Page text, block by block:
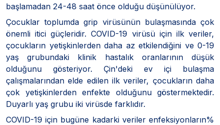
başlamadan 24-48 saat önce olduğu düşünülüyor.
Çocuklar toplumda grip virüsünün bulaşmasında çok
önemli itici güçleridir. COVID-19 virüsü için ilk veriler,
çocukların yetişkinlerden daha az etkilendiğini ve 0-19
yaş grubundaki klinik hastalık oranlarının düşük
olduğunu gösteriyor. Çin'deki ev içi bulaşma
çalışmalarından elde edilen ilk veriler, çocukların daha
çok yetişkinlerden enfekte olduğunu göstermektedir.
Duyarlı yaş grubu iki virüsde farklıdır.
COVID-19 için bugüne kadarki veriler enfeksiyonların%